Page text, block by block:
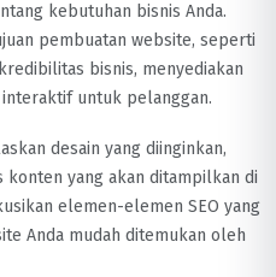
kebutuhan bisnis Anda.
pembuatan website, seperti
bisnis, menyediakan
untuk pelanggan.
desain yang diinginkan,
yang akan ditampilkan di
elemen-elemen SEO yang
Anda mudah ditemukan oleh